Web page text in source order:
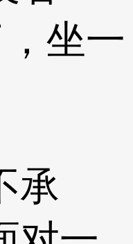
，坐一